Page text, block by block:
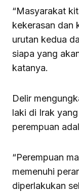
“Masyarakat
kekerasan dan
urutan kedua
siapa yang
katanya.
Delir
laki di Irak
perempuan
“Perempuan
memenuhi
diperlakukan